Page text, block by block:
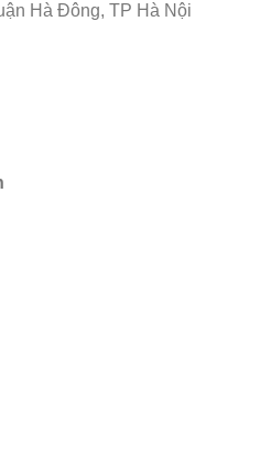
Hà Đông, TP Hà Nội